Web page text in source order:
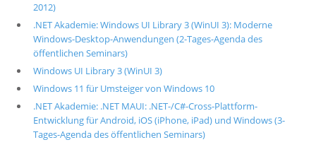
2012)
.NET Akademie: Windows UI Library 3 (WinUI 3): Moderne
Windows-Desktop-Anwendungen (2-Tages-Agenda des
öffentlichen Seminars)
Windows UI Library 3 (WinUI 3)
Windows 11 für Umsteiger von Windows 10
.NET Akademie: .NET MAUI: .NET-/C#-Cross-Plattform-
Entwicklung für Android, iOS (iPhone, iPad) und Windows (3-
Tages-Agenda des öffentlichen Seminars)